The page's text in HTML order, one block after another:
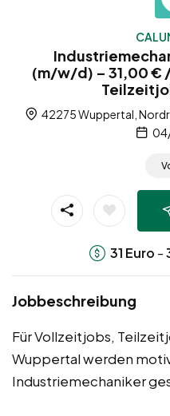
(m/w/d) – 31,00 €
42275 Wuppertal,
31 Euro -
Jobbeschreibung
Für Vollzeitjobs,
Wuppertal werden
Industriemechaniker